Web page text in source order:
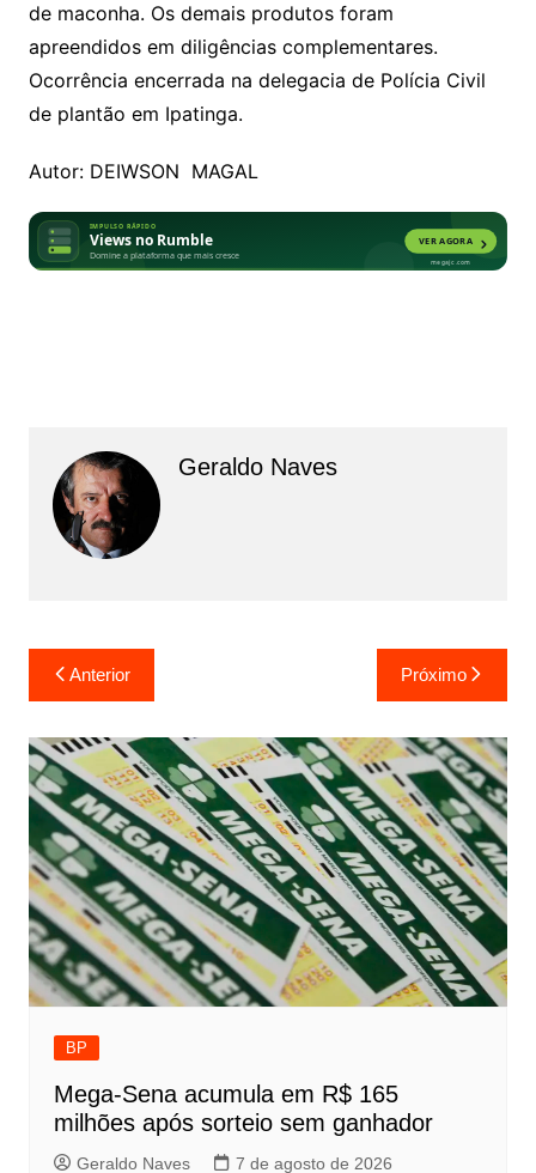
de maconha. Os demais produtos foram
apreendidos em diligências complementares.
Ocorrência encerrada na delegacia de Polícia Civil
de plantão em Ipatinga.
Autor: DEIWSON MAGAL
Geraldo Naves
Navegação
de
Post
Anterior Próximo
BP
Mega-Sena acumula em R$ 165
milhões após sorteio sem ganhador
Geraldo Naves 7 de agosto de 2026